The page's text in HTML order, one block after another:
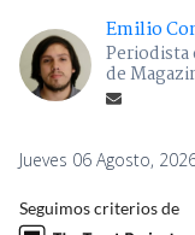
Emilio
Periodista
de
Jueves 06 Agosto,
Seguimos criterios de